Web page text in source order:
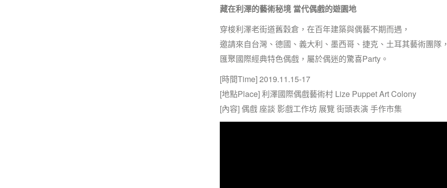
藏在利澤的藝術秘境 當代偶戲的遊園地
穿梭利澤老街道舊穀倉，在百年建築與偶藝不期而遇，
邀請來自台灣、德國、義大利、墨西哥、捷克、土耳其藝術團隊，
匯聚國際經典特色偶戲，屬於偶迷的驚喜Party。
[時間Time] 2019.11.15-17
[地點Place] 利澤國際偶戲藝術村 Lize Puppet Art Colony
[內容] 偶戲 座談 影戲工作坊 展覽 街頭表演 手作市集